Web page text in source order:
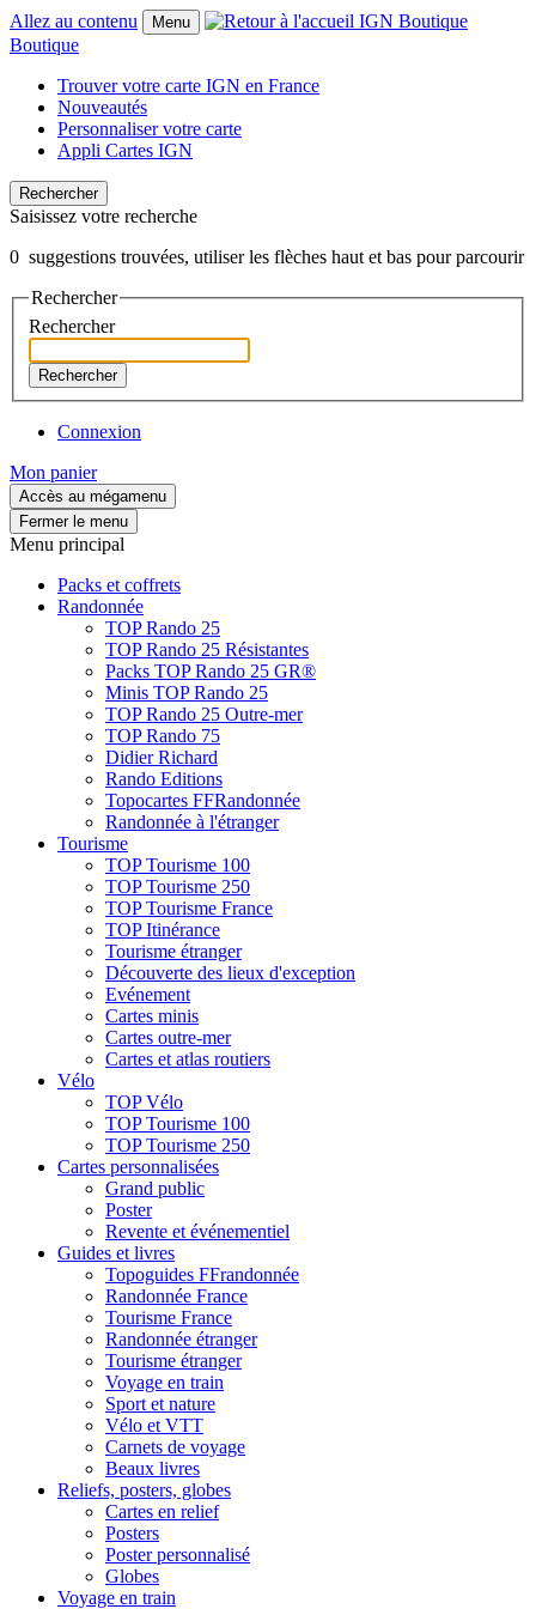
Allez au contenu Menu
Boutique
Trouver votre carte IGN en France
Nouveautés
Personnaliser votre carte
Appli Cartes IGN
Rechercher
Saisissez votre recherche
0 suggestions trouvées, utiliser les flèches haut et bas pour parcourir
Rechercher
Rechercher
Rechercher
Connexion
Mon panier
Accès au mégamenu
Fermer le menu
Menu principal
Packs et coffrets
Randonnée
TOP Rando 25
TOP Rando 25 Résistantes
Packs TOP Rando 25 GR®
Minis TOP Rando 25
TOP Rando 25 Outre-mer
TOP Rando 75
Didier Richard
Rando Editions
Topocartes FFRandonnée
Randonnée à l'étranger
Tourisme
TOP Tourisme 100
TOP Tourisme 250
TOP Tourisme France
TOP Itinérance
Tourisme étranger
Découverte des lieux d'exception
Evénement
Cartes minis
Cartes outre-mer
Cartes et atlas routiers
Vélo
TOP Vélo
TOP Tourisme 100
TOP Tourisme 250
Cartes personnalisées
Grand public
Poster
Revente et événementiel
Guides et livres
Topoguides FFrandonnée
Randonnée France
Tourisme France
Randonnée étranger
Tourisme étranger
Voyage en train
Sport et nature
Vélo et VTT
Carnets de voyage
Beaux livres
Reliefs, posters, globes
Cartes en relief
Posters
Poster personnalisé
Globes
Voyage en train